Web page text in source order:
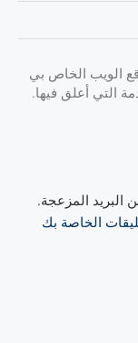
الويب الخاص بي
التي أعلق فيها.
البريد المزعجة.
الخاصة بك